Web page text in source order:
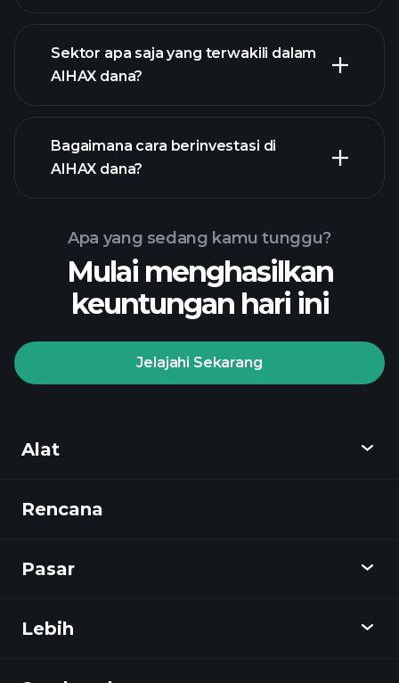
pegangan
pegangan
pegangan
Sektor apa saja yang terwakili dalam
AIHAX dana?
Bagaimana cara berinvestasi di
AIHAX dana?
Playtrade
Apa yang sedang kamu tunggu?
Mulai menghasilkan
keuntungan hari ini
Jelajahi Sekarang
Alat
Temukan
Berita
Rencana
Pasar
Ikhtisar
Lebih